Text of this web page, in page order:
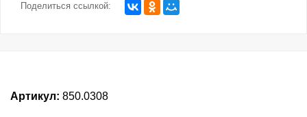
Поделиться ссылкой:
Артикул: 850.0308